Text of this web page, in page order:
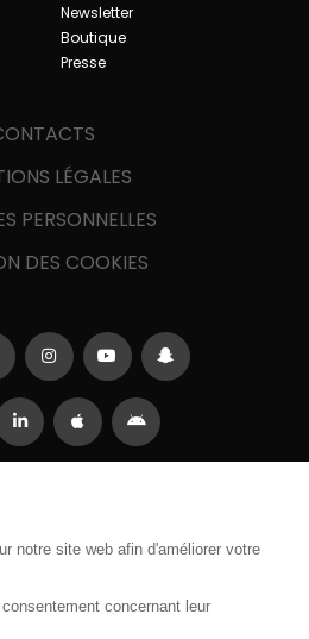
Newsletter
Boutique
Presse
LÉGALES
PERSONNELLES
DES COOKIES